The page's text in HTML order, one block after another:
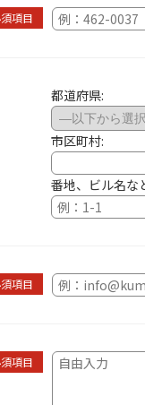
項目
都道府県:
市区町村:
番地、ビル名な
項目
項目